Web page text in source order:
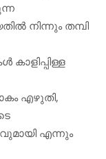
നിന്നും തമ്പി
എഴുതി,
എന്നും